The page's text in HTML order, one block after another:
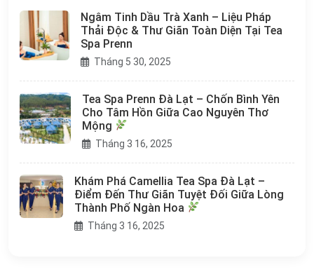
Ngâm Tinh Dầu Trà Xanh – Liệu Pháp
Thải Độc & Thư Giãn Toàn Diện Tại Tea
Spa Prenn
Tháng 5 30, 2025
Tea Spa Prenn Đà Lạt – Chốn Bình Yên
Cho Tâm Hồn Giữa Cao Nguyên Thơ
Mộng
Tháng 3 16, 2025
Khám Phá Camellia Tea Spa Đà Lạt –
Điểm Đến Thư Giãn Tuyệt Đối Giữa Lòng
Thành Phố Ngàn Hoa
Tháng 3 16, 2025